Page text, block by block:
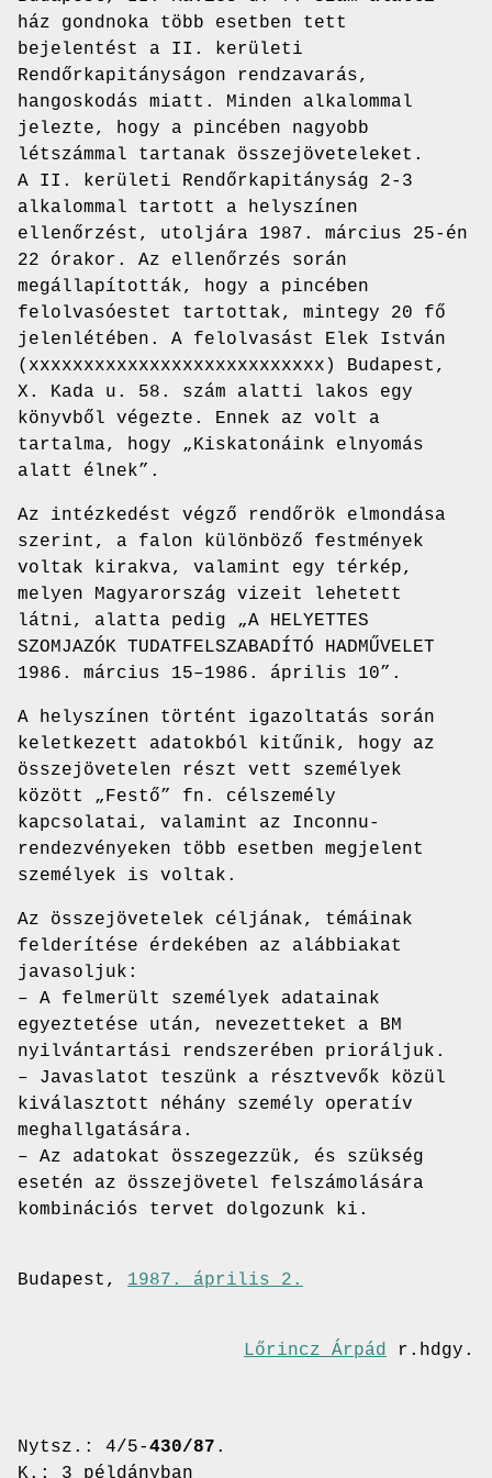
ház gondnoka több esetben tett
bejelentést a II. kerületi
Rendőrkapitányságon rendzavarás,
hangoskodás miatt. Minden alkalommal
jelezte, hogy a pincében nagyobb
létszámmal tartanak összejöveteleket.
A II. kerületi Rendőrkapitányság 2-3
alkalommal tartott a helyszínen
ellenőrzést, utoljára 1987. március 25-én
22 órakor. Az ellenőrzés során
megállapították, hogy a pincében
felolvasóestet tartottak, mintegy 20 fő
jelenlétében. A felolvasást Elek István
(xxxxxxxxxxxxxxxxxxxxxxxxxxx) Budapest,
X. Kada u. 58. szám alatti lakos egy
könyvből végezte. Ennek az volt a
tartalma, hogy „Kiskatonáink elnyomás
alatt élnek”.
Az intézkedést végző rendőrök elmondása
szerint, a falon különböző festmények
voltak kirakva, valamint egy térkép,
melyen Magyarország vizeit lehetett
látni, alatta pedig „A HELYETTES
SZOMJAZÓK TUDATFELSZABADÍTÓ HADMŰVELET
1986. március 15–1986. április 10”.
A helyszínen történt igazoltatás során
keletkezett adatokból kitűnik, hogy az
összejövetelen részt vett személyek
között „Festő” fn. célszemély
kapcsolatai, valamint az Inconnu-
rendezvényeken több esetben megjelent
személyek is voltak.
Az összejövetelek céljának, témáinak
felderítése érdekében az alábbiakat
javasoljuk:
– A felmerült személyek adatainak
egyeztetése után, nevezetteket a BM
nyilvántartási rendszerében prioráljuk.
– Javaslatot teszünk a résztvevők közül
kiválasztott néhány személy operatív
meghallgatására.
– Az adatokat összegezzük, és szükség
esetén az összejövetel felszámolására
kombinációs tervet dolgozunk ki.
Budapest, 1987. április 2.
Lőrincz Árpád r.hdgy.
Nytsz.: 4/5-430/87 .
K.: 3 példányban